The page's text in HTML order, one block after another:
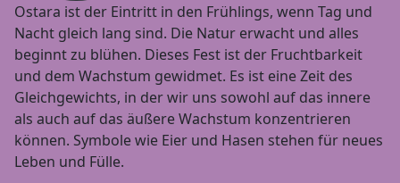
Ostara ist der Eintritt in den Frühlings, wenn Tag und
Nacht gleich lang sind. Die Natur erwacht und alles
beginnt zu blühen. Dieses Fest ist der Fruchtbarkeit
und dem Wachstum gewidmet. Es ist eine Zeit des
Gleichgewichts, in der wir uns sowohl auf das innere
als auch auf das äußere Wachstum konzentrieren
können. Symbole wie Eier und Hasen stehen für neues
Leben und Fülle.